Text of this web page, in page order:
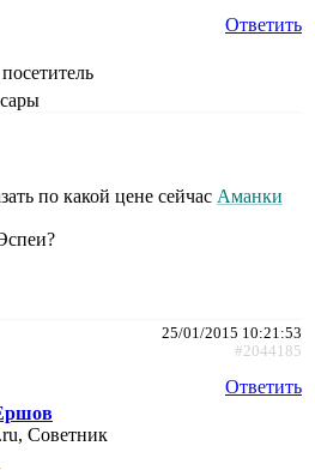
Ответить
по какой цене сейчас Аманки
25/01/2015 10:21:53
#2044185
Ответить
Советник